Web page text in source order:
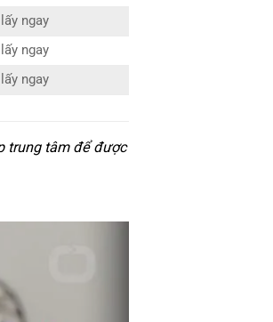
ngay
ngay
ngay
trung tâm để được